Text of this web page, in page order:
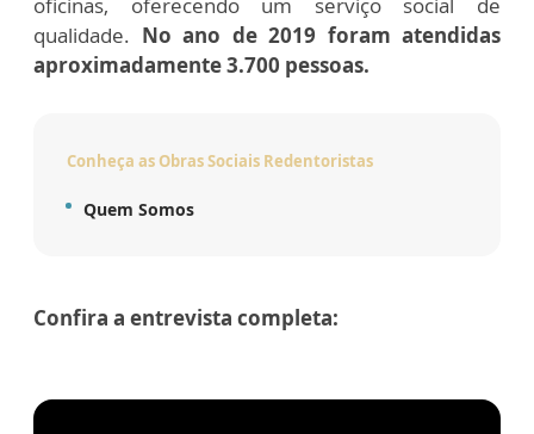
qualidade. No ano de 2019 foram atendidas
aproximadamente 3.700 pessoas.
Conheça as Obras Sociais Redentoristas
Quem Somos
Confira a entrevista completa: